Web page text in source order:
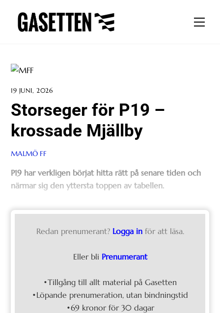
content
19 JUNI, 2026
Storseger för P19 –
krossade Mjällby
MALMÖ FF
P19 har verkligen börjat hitta rätt på senare tiden och
närmar sig den yttersta toppen av tabellen.
Redan prenumerant? Logga in för att läsa.
Eller bli Prenumerant
•Tillgång till allt material på Gasetten
•Löpande prenumeration, utan bindningstid
•69 kronor för 30 dagar